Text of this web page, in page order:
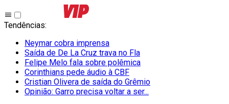
Tendências:
Neymar cobra imprensa
Saída de De La Cruz trava no Fla
Felipe Melo fala sobre polêmica
Corinthians pede áudio à CBF
Cristian Olivera de saída do Grêmio
Opinião: Garro precisa voltar a ser...